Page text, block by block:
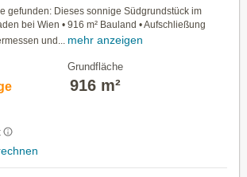
gefunden: Dieses sonnige Südgrundstück im
bei Wien • 916 m² Bauland • Aufschließung
und...
mehr anzeigen
Grundfläche
916 m²